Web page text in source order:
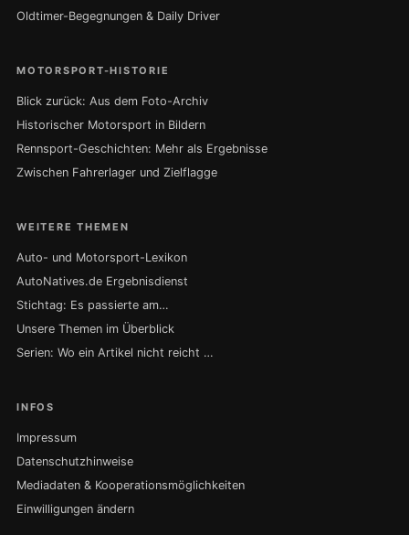
Oldtimer-Begegnungen & Daily Driver
MOTORSPORT-HISTORIE
Blick zurück: Aus dem Foto-Archiv
Historischer Motorsport in Bildern
Rennsport-Geschichten: Mehr als Ergebnisse
Zwischen Fahrerlager und Zielflagge
WEITERE THEMEN
Auto- und Motorsport-Lexikon
AutoNatives.de Ergebnisdienst
Stichtag: Es passierte am…
Unsere Themen im Überblick
Serien: Wo ein Artikel nicht reicht …
INFOS
Impressum
Datenschutzhinweise
Mediadaten & Kooperationsmöglichkeiten
Einwilligungen ändern